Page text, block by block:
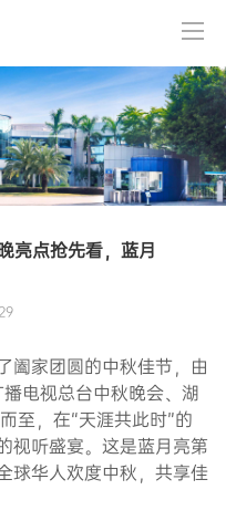
亮点抢先看，蓝月
阖家团圆的中秋佳节，由
电视总台中秋晚会、湖
至，在“天涯共此时”的
视听盛宴。这是蓝月亮第
球华人欢度中秋，共享佳